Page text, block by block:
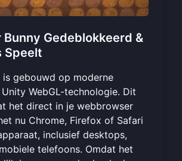
Bunny Gedeblokkeerd &
Speelt
is gebouwd op moderne
WebGL-technologie. Dit
het direct in je webbrowser
nu Chrome, Firefox of Safari
inclusief desktops,
telefoons. Omdat het